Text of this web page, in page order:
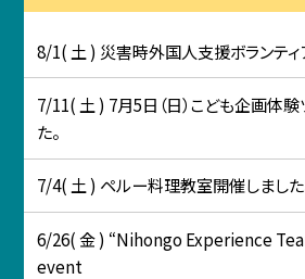
8/1( 土 ) 災害時外国人支援ボランテ
7/11( 土 ) 7月5日（日）こども企画体
た。
7/4( 土 ) ペルー料理教室開催しました
6/26( 金 ) “Nihongo Experience
event